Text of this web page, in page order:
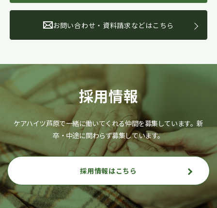
お問い合わせ・資料請求などはこちら
採用情報
ケアハイツ芦原で一緒に働いてくれる仲間を募集しています。新
卒・中途に関わらず募集しています。
採用情報はこちら